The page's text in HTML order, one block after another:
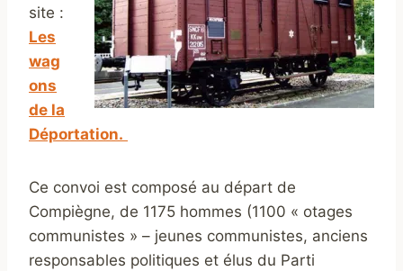
site :
Les
wag
ons
de la
Déportation.
Ce convoi est composé au départ de
Compiègne, de 1175 hommes (1100 « otages
communistes » – jeunes communistes, anciens
responsables politiques et élus du Parti